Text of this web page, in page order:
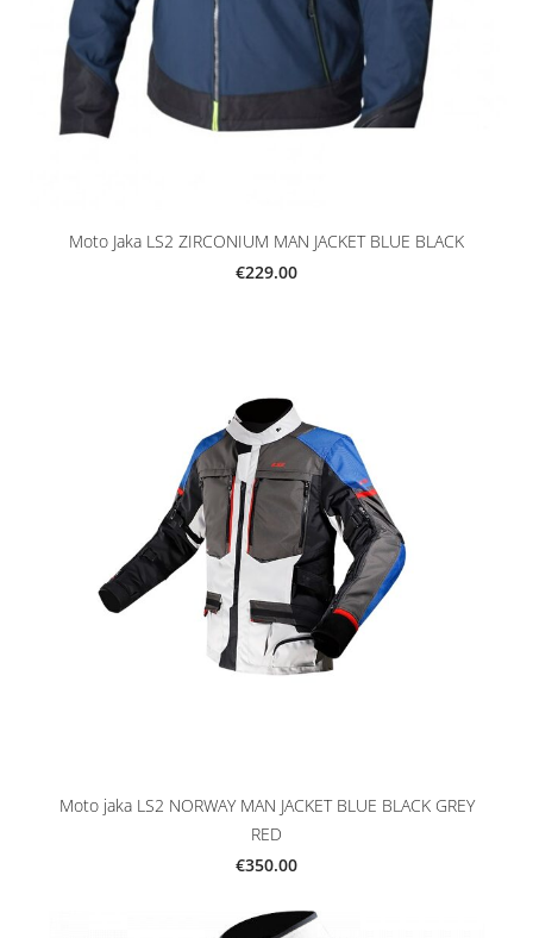
Moto Jaka LS2 ZIRCONIUM MAN JACKET BLUE BLACK
€229.00
Moto jaka LS2 NORWAY MAN JACKET BLUE BLACK GREY
RED
€350.00